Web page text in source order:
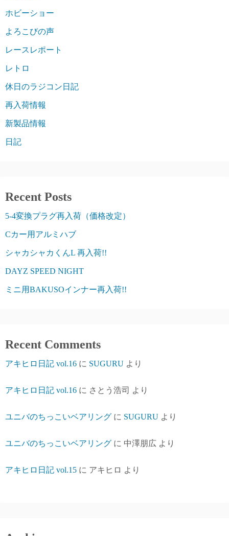
ホビーショー
よろこびの声
レースレポート
レトロ
休日のラジコン日記
再入荷情報
新製品情報
日記
Recent Posts
5-4変換プラグ再入荷（価格改定）
Cカー用アルミハブ
シャカシャカくんL 再入荷!!
DAYZ SPEED NIGHT
ミニ用BAKUSOインナー再入荷!!
Recent Comments
アキヒロ日記 vol.16 に SUGURU より
アキヒロ日記 vol.16 に さとう浩司 より
ユニバのちっこいベアリング に SUGURU より
ユニバのちっこいベアリング に 中澤朋広 より
アキヒロ日記 vol.15 に アキヒロ より